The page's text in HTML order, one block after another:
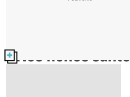
Nos fiches santé